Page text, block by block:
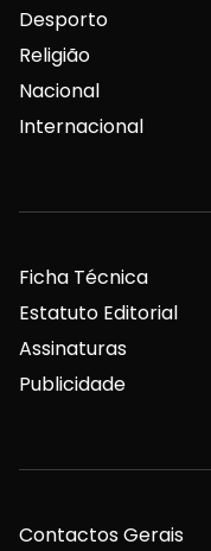
Desporto
Religião
Nacional
Internacional
Ficha Técnica
Estatuto Editorial
Assinaturas
Publicidade
Contactos Gerais